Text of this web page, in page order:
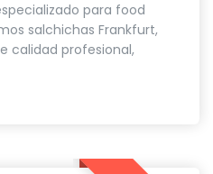
para food
salchichas Frankfurt,
calidad profesional,